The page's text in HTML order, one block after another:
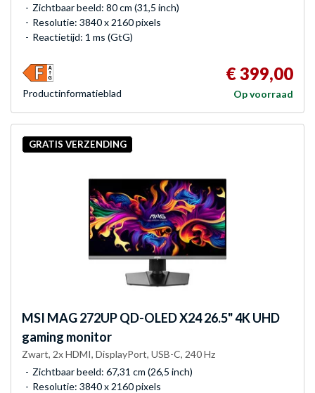
Zichtbaar beeld: 80 cm (31,5 inch)
Resolutie: 3840 x 2160 pixels
Reactietijd: 1 ms (GtG)
€ 399,00
Op voorraad
Product­informatieblad
GRATIS VERZENDING
MSI MAG 272UP QD-OLED X24 26.5" 4K UHD
gaming monitor
Zwart, 2x HDMI, DisplayPort, USB-C, 240 Hz
Zichtbaar beeld: 67,31 cm (26,5 inch)
Resolutie: 3840 x 2160 pixels